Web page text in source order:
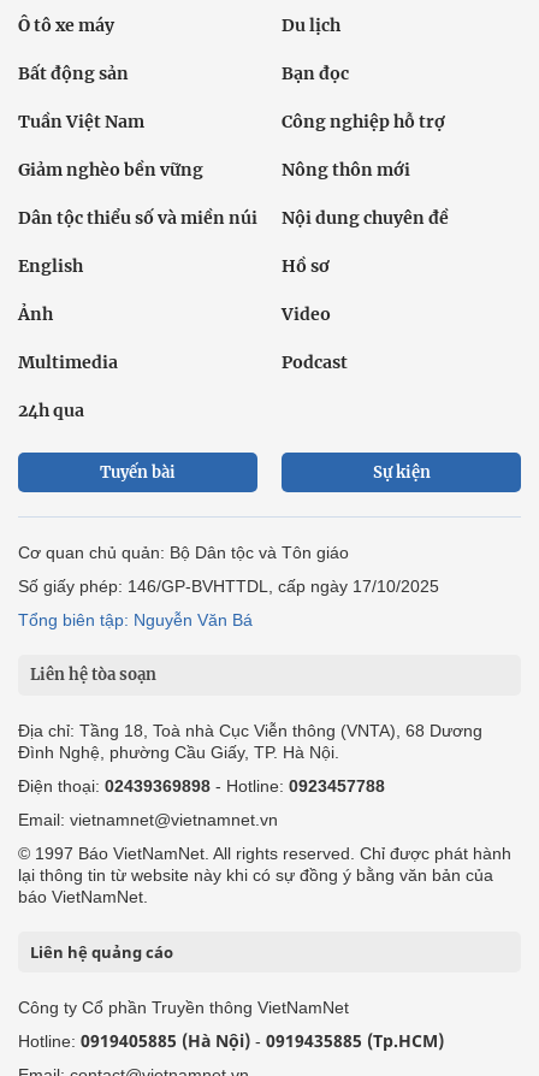
Ô tô xe máy Du lịch
Bất động sản Bạn đọc
Tuần Việt Nam Công nghiệp hỗ trợ
Giảm nghèo bền vững Nông thôn mới
Dân tộc thiểu số và miền núi Nội dung chuyên đề
English Hồ sơ
Ảnh Video
Multimedia Podcast
24h qua
Tuyến bài Sự kiện
Cơ quan chủ quản: Bộ Dân tộc và Tôn giáo
Số giấy phép: 146/GP-BVHTTDL, cấp ngày 17/10/2025
Tổng biên tập: Nguyễn Văn Bá
Liên hệ tòa soạn
Địa chỉ: Tầng 18, Toà nhà Cục Viễn thông (VNTA), 68 Dương
Đình Nghệ, phường Cầu Giấy, TP. Hà Nội.
Điện thoại: 02439369898 - Hotline: 0923457788
Email: vietnamnet@vietnamnet.vn
© 1997 Báo VietNamNet. All rights reserved. Chỉ được phát hành
lại thông tin từ website này khi có sự đồng ý bằng văn bản của
báo VietNamNet.
Liên hệ quảng cáo
Công ty Cổ phần Truyền thông VietNamNet
Hotline: 0919405885 (Hà Nội) - 0919435885 (Tp.HCM)